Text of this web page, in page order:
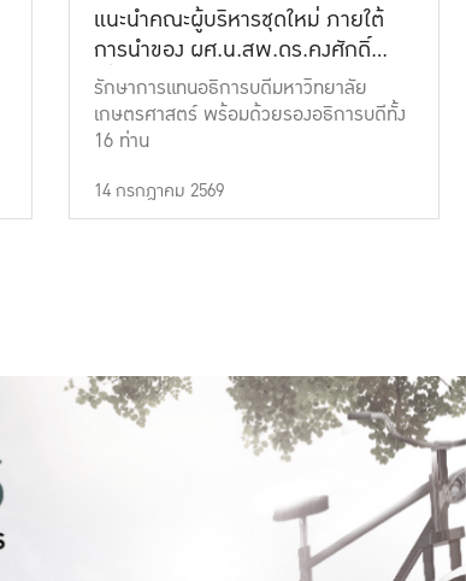
แนะนำคณะผู้บริหารชุดใหม่ ภายใต้
การนำของ ผศ.น.สพ.ดร.คงศักดิ์
เที่ยงธรรม
รักษาการแทนอธิการบดีมหาวิทยาลัย
เกษตรศาสตร์ พร้อมด้วยรองอธิการบดีทั้ง
16 ท่าน
14 กรกฎาคม 2569